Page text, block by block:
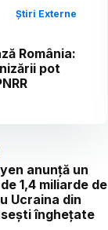
Știri Externe
România:
pot
anunță un
1,4 miliarde de
Ucraina din
înghețate